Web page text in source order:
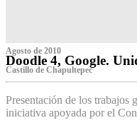
Agosto de 2010
Doodle 4, Google.
Castillo de Chapultepec
Presentación de los trabajos
iniciativa apoyada por el